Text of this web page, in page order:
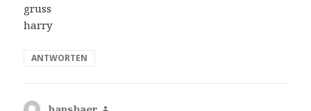
gruss
harry
ANTWORTEN